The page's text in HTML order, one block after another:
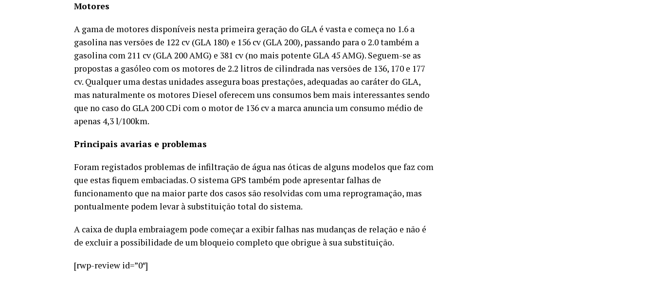
Motores
A gama de motores disponíveis nesta primeira geração do GLA é vasta e começa no 1.6 a
gasolina nas versões de 122 cv (GLA 180) e 156 cv (GLA 200), passando para o 2.0 também a
gasolina com 211 cv (GLA 200 AMG) e 381 cv (no mais potente GLA 45 AMG). Seguem-se as
propostas a gasóleo com os motores de 2.2 litros de cilindrada nas versões de 136, 170 e 177
cv. Qualquer uma destas unidades assegura boas prestações, adequadas ao caráter do GLA,
mas naturalmente os motores Diesel oferecem uns consumos bem mais interessantes sendo
que no caso do GLA 200 CDi com o motor de 136 cv a marca anuncia um consumo médio de
apenas 4,3 l/100km.
Principais avarias e problemas
Foram registados problemas de infiltração de água nas óticas de alguns modelos que faz com
que estas fiquem embaciadas. O sistema GPS também pode apresentar falhas de
funcionamento que na maior parte dos casos são resolvidas com uma reprogramação, mas
pontualmente podem levar à substituição total do sistema.
A caixa de dupla embraiagem pode começar a exibir falhas nas mudanças de relação e não é
de excluir a possibilidade de um bloqueio completo que obrigue à sua substituição.
[rwp-review id=”0″]